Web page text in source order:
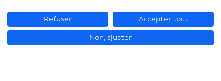
Plan du site
© Loesch Verpackungstechnik GmbH + Co. KG 2026
Refuser Accepter tout
Non, ajuster